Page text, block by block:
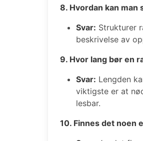
8. Hvordan kan
Svar: Strukturer
beskrivelse av
9. Hvor lang bør en
Svar: Lengden
viktigste er at
lesbar.
10. Finnes det noen